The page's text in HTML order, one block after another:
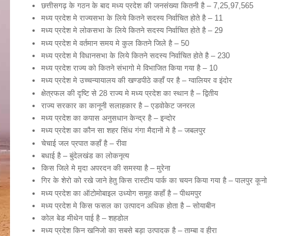
छत्तीसगढ़ के गठन के बाद मध्य प्रदेश की जनसंख्या कितनी है – 7,25,97,565
मध्य प्रदेश मे राज्यसभा के लिये कितने सदस्य निर्वाचित होते है – 11
मध्य प्रदेश मे लोकसभा के लिये कितने सदस्य निर्वाचित होते है – 29
मध्य प्रदेश मे वर्तमान समय मे कुल कितने जिले है – 50
मध्य प्रदेश मे विधानसभा के लिये कितने सदस्य निर्वाचित होते है – 230
मध्य प्रदेश राज्य को कितने संभागो मे विभाजित किया गया है – 10
मध्य प्रदेश मे उच्चन्यायालय की खण्डपीठे कहाँ पर है – ग्वालियर व इंदोर
क्षेत्रफल की दृष्टि से 28 राज्य मे मध्य प्रदेश का स्थान है – द्वितीय
राज्य सरकार का कानूनी सलाहकार है – एडवोकेट जनरल
मध्य प्रदेश का कपास अनुसधान केन्द्र है – इन्दोर
मध्य प्रदेश का कौन सा शहर सिंध गंगा मैदानों मे है – जबलपुर
चेचाई जल प्रपात कहाँ है – रीवा
बधाई है – बुंदेलखंड का लोकनृत्य
किस जिले मे मृदा अपरदन की समस्या है – मुरेना
गिर के शेरो को रखे जाने हेतु किस रास्टीय पार्क का चयन किया गया है – पालपुर कूनो
मध्य प्रदेश का ऑटोमोबाइल उध्योग समूह कहाँ है – पीथमपुर
मध्य प्रदेश मे किस फसल का उत्पादन अधिक होता है – सोयाबीन
कोल बेड मीथेन पाई है – शहडोल
मध्य प्रदेश किन खनिजो का सबसे बड़ा उत्पादक है – ताम्बा व हीरा